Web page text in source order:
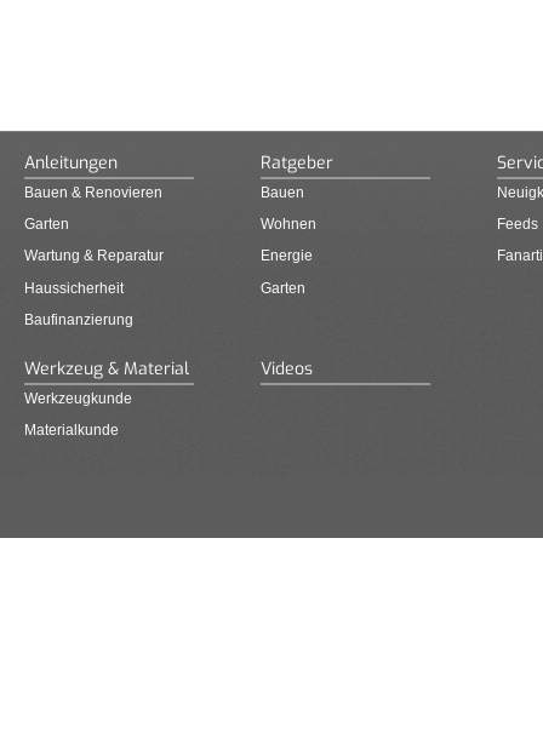
Anleitungen
Bauen & Renovieren
Garten
Wartung & Reparatur
Haussicherheit
Baufinanzierung
Ratgeber
Bauen
Wohnen
Energie
Garten
Feeds
Werkzeug & Material
Werkzeugkunde
Materialkunde
Videos